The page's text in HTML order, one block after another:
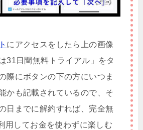
にアクセスをしたら上の画像
31日間無料トライアル」をタ
際にボタンの下の方にいつま
かも記載されているので、そ
日までに解約すれば、完全無
用してお金を使わずに楽しむ